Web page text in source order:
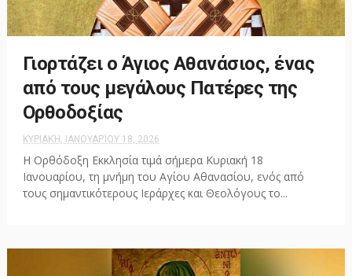
Γιορτάζει ο Άγιος Αθανάσιος, ένας
από τους μεγάλους Πατέρες της
Ορθοδοξίας
ΚΥΡΙΑΚΉ, ΙΑΝΟΥΑΡΊΟΥ 18, 2026
Η Ορθόδοξη Εκκλησία τιμά σήμερα Κυριακή 18
Ιανουαρίου, τη μνήμη του Αγίου Αθανασίου, ενός από
τους σημαντικότερους Ιεράρχες και Θεολόγους το...